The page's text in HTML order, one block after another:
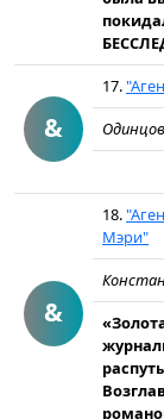
&
17.
&
18.
Мэри"